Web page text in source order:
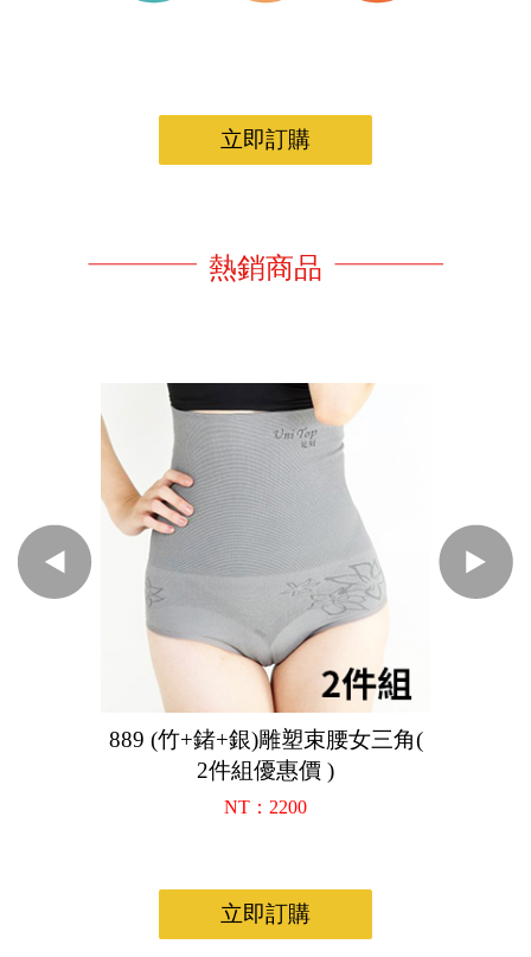
立即訂購
熱銷商品
889 (竹+鍺+銀)雕塑束腰女三角(
2件組優惠價 )
NT：2200
立即訂購